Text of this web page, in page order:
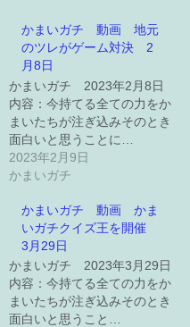
かまいガチ 動画 地元
のツレがゲーム対決 2
月8日
かまいガチ 2023年2月8日
内容：今持てる全ての力をか
まいたちが注ぎ込みそのとき
面白いと思うことに…
2023年2月9日
かまいガチ
かまいガチ 動画 かま
いガチクイズ王を開催
3月29日
かまいガチ 2023年3月29日
内容：今持てる全ての力をか
まいたちが注ぎ込みそのとき
面白いと思うこと…